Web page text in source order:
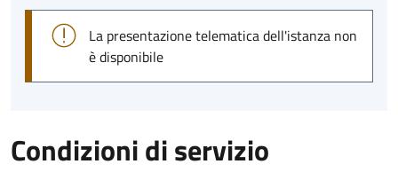
La presentazione telematica dell'istanza non
è disponibile
Condizioni di servizio